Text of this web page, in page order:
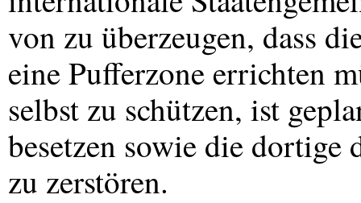
von zu überzeugen, dass
eine Pufferzone errichten
selbst zu schützen, ist
besetzen sowie die dortige
zu zerstören.